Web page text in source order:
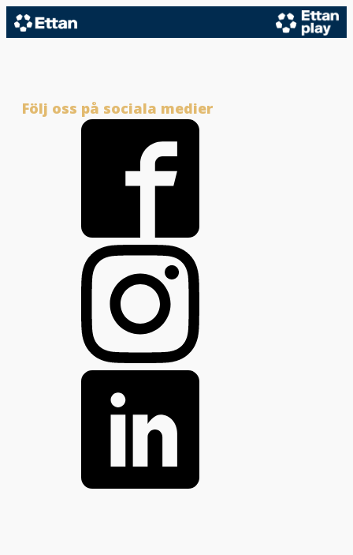
Följ oss på sociala medier